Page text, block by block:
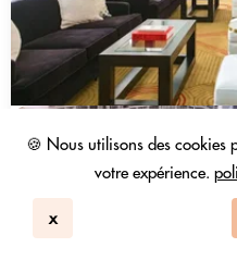
🍪 Nous utilisons des cookies
votre expérience.
x